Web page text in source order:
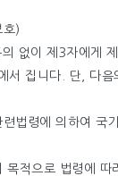
호)
없이 제3자에게
서 집니다. 단, 다
법령에 의하여 국
적으로 법령에 따